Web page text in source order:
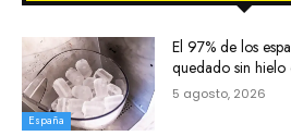
España
El 97% de los
quedado sin hielo
5 agosto, 2026